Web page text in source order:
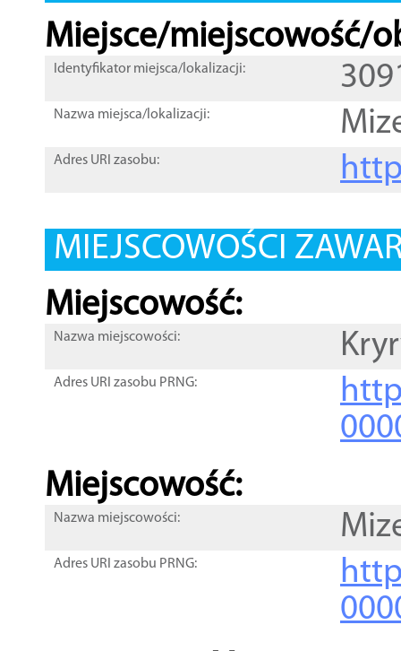
Miejsce/miejscowość/
Identyfikator miejsca/lokalizacji:
Nazwa miejsca/lokalizacji:
Adres URI zasobu:
MIEJSCOWOŚCI
Miejscowość:
Nazwa miejscowości:
Adres URI zasobu PRNG:
Miejscowość:
Nazwa miejscowości:
Adres URI zasobu PRNG: